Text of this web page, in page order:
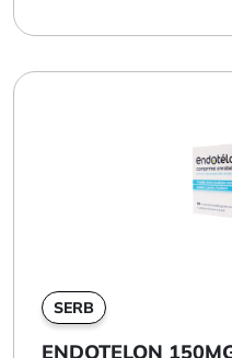
SERB
ENDOTELON